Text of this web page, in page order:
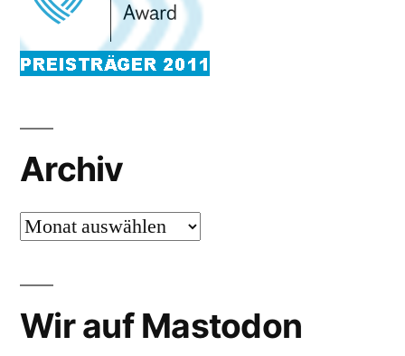
Archiv
Archiv
Wir auf Mastodon